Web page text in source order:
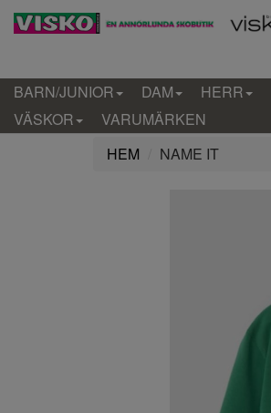
BARN/JUNIOR DAM HERR
VÄSKOR
VARUMÄRKEN
HEM
NAME IT